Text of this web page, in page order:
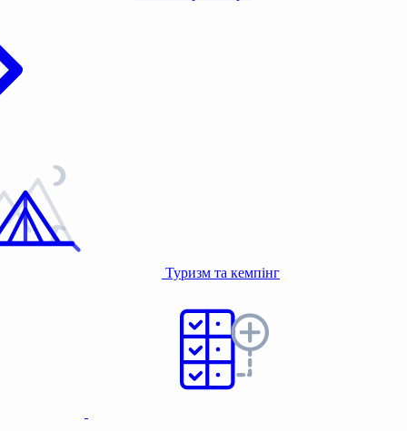
Туризм та кемпінг